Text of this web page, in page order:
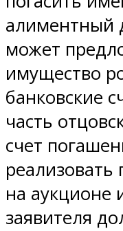
алиментный
может
имущество
банковские
часть
счет
на аукционе
заявителя